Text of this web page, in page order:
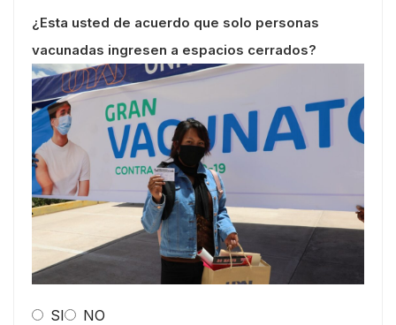
¿Esta usted de acuerdo que solo personas
vacunadas ingresen a espacios cerrados?
SI NO